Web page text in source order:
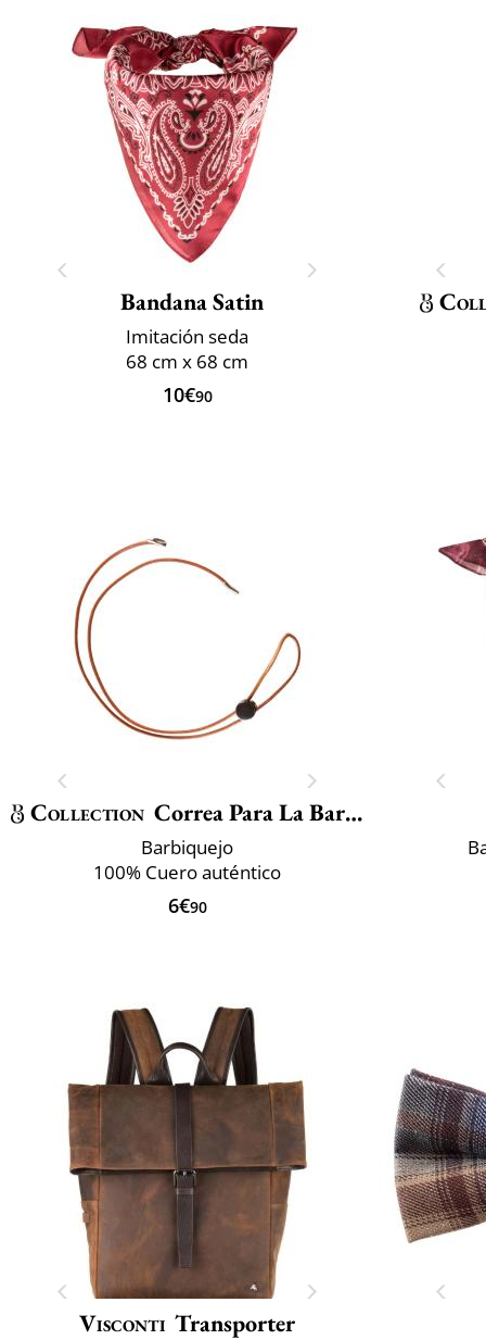
Bandana Satin
Imitación seda
68 cm x 68 cm
10€90
Collection Correa Para La Barbilla
Barbiquejo
100% Cuero auténtico
6€90
Visconti Transporter